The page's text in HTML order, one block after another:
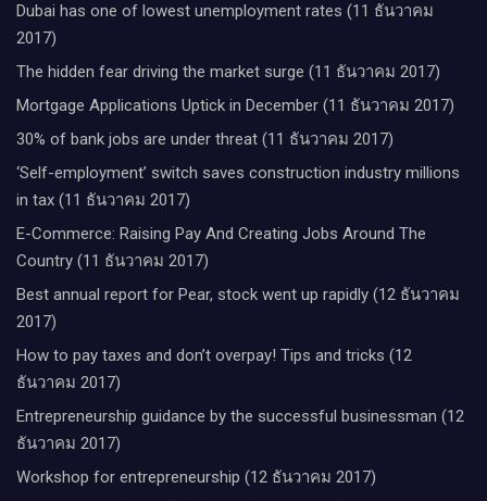
Dubai has one of lowest unemployment rates (11 ธันวาคม
2017)
The hidden fear driving the market surge (11 ธันวาคม 2017)
Mortgage Applications Uptick in December (11 ธันวาคม 2017)
30% of bank jobs are under threat (11 ธันวาคม 2017)
‘Self-employment’ switch saves construction industry millions
in tax (11 ธันวาคม 2017)
E-Commerce: Raising Pay And Creating Jobs Around The
Country (11 ธันวาคม 2017)
Best annual report for Pear, stock went up rapidly (12 ธันวาคม
2017)
How to pay taxes and don’t overpay! Tips and tricks (12
ธันวาคม 2017)
Entrepreneurship guidance by the successful businessman (12
ธันวาคม 2017)
Workshop for entrepreneurship (12 ธันวาคม 2017)